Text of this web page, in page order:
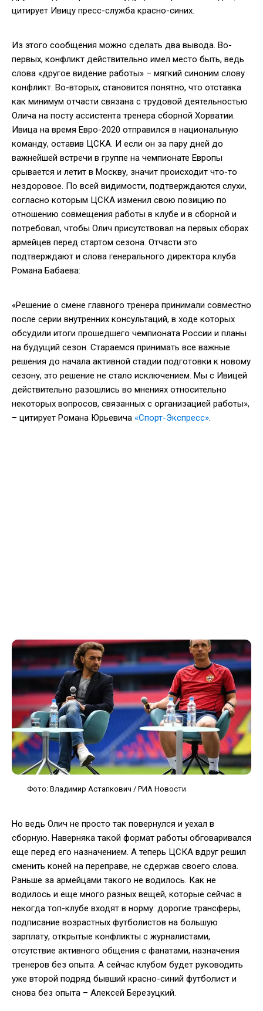
цитирует Ивицу пресс-служба красно-синих.
Из этого сообщения можно сделать два вывода. Во-
первых, конфликт действительно имел место быть, ведь
слова «другое видение работы» – мягкий синоним слову
конфликт. Во-вторых, становится понятно, что отставка
как минимум отчасти связана с трудовой деятельностью
Олича на посту ассистента тренера сборной Хорватии.
Ивица на время Евро-2020 отправился в национальную
команду, оставив ЦСКА. И если он за пару дней до
важнейшей встречи в группе на чемпионате Европы
срывается и летит в Москву, значит происходит что-то
нездоровое. По всей видимости, подтверждаются слухи,
согласно которым ЦСКА изменил свою позицию по
отношению совмещения работы в клубе и в сборной и
потребовал, чтобы Олич присутствовал на первых сборах
армейцев перед стартом сезона. Отчасти это
подтверждают и слова генерального директора клуба
Романа Бабаева:
«Решение о смене главного тренера принимали совместно
после серии внутренних консультаций, в ходе которых
обсудили итоги прошедшего чемпионата России и планы
на будущий сезон. Стараемся принимать все важные
решения до начала активной стадии подготовки к новому
сезону, это решение не стало исключением. Мы с Ивицей
действительно разошлись во мнениях относительно
некоторых вопросов, связанных с организацией работы»,
– цитирует Романа Юрьевича «Спорт-Экспресс».
Фото: Владимир Астапкович / РИА Новости
Но ведь Олич не просто так повернулся и уехал в
сборную. Наверняка такой формат работы обговаривался
еще перед его назначением. А теперь ЦСКА вдруг решил
сменить коней на переправе, не сдержав своего слова.
Раньше за армейцами такого не водилось. Как не
водилось и еще много разных вещей, которые сейчас в
некогда топ-клубе входят в норму: дорогие трансферы,
подписание возрастных футболистов на большую
зарплату, открытые конфликты с журналистами,
отсутствие активного общения с фанатами, назначения
тренеров без опыта. А сейчас клубом будет руководить
уже второй подряд бывший красно-синий футболист и
снова без опыта – Алексей Березуцкий.